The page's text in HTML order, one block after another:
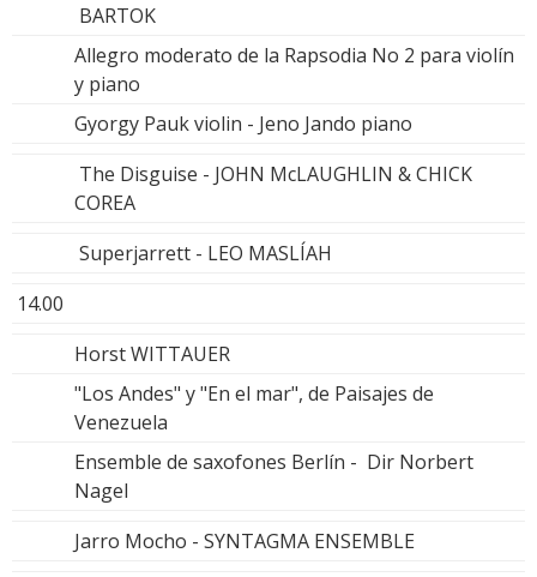
BARTOK
Allegro moderato de la Rapsodia No 2 para violín
y piano
Gyorgy Pauk violin - Jeno Jando piano
The Disguise - JOHN McLAUGHLIN & CHICK
COREA
Superjarrett - LEO MASLÍAH
14.00
Horst WITTAUER
"Los Andes" y "En el mar", de Paisajes de
Venezuela
Ensemble de saxofones Berlín - Dir Norbert
Nagel
Jarro Mocho - SYNTAGMA ENSEMBLE